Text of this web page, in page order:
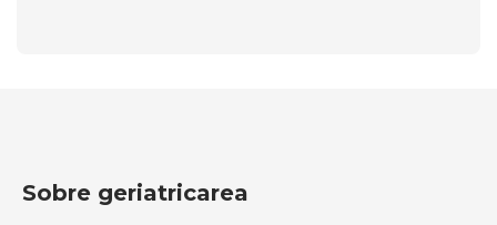
Sobre geriatricarea